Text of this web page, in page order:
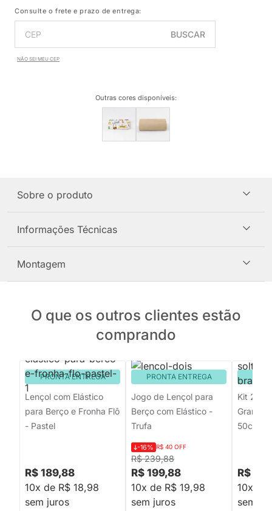
Consulte o frete e prazo de entrega:
BUSCAR
NÃO SEI MEU CEP
Outras cores disponíveis:
Sobre o produto
Informações Técnicas
Montagem
O que os outros clientes estão
comprando
PRONTA ENTREGA
Lençol com Elástico
para Berço e Fronha Flô
- Pastel
R$ 189,88
10x de R$ 18,98
sem juros
PRONTA ENTREGA
Jogo de Lençol para
Berço com Elástico -
Trufa
R$ 239,88
-16% R$ 40 OFF
R$ 199,88
10x de R$ 19,98
sem juros
Kit 2
Grande
R$
10x de
sem